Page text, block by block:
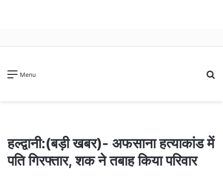
Menu
हल्द्वानी:(बड़ी खबर)- अफसाना हत्याकांड में
पति गिरफ्तार, शक ने तबाह किया परिवार